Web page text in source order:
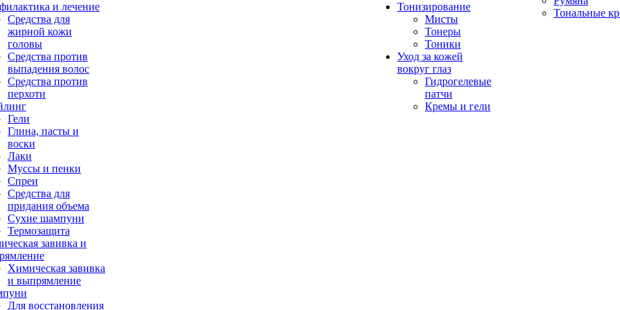
и лечение
Средства для
жирной кожи
головы
Средства против
выпадения волос
Средства против
перхоти
Гели
Глина, пасты и
воски
Лаки
Муссы и пенки
Спреи
Средства для
придания объема
Сухие шампуни
Термозащита
завивка и
Химическая завивка
и выпрямление
Для восстановления
Тонизирование
Мисты
Тонеры
Тоники
Уход за кожей
вокруг глаз
Гидрогелевые
патчи
Кремы и гели
Тональные